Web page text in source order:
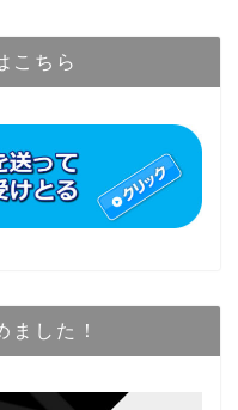
こちら
ました！